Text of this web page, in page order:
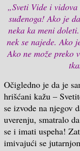
„Sveti Vide i
suđenoga! Ako je
neka ka meni
nek se najede. Ako
Ako ne može preko
Očigledno je da je
hrišćani kažu –
se izvode na njegov
uverenju, smatralo
se i imati uspeha!
imivajući se